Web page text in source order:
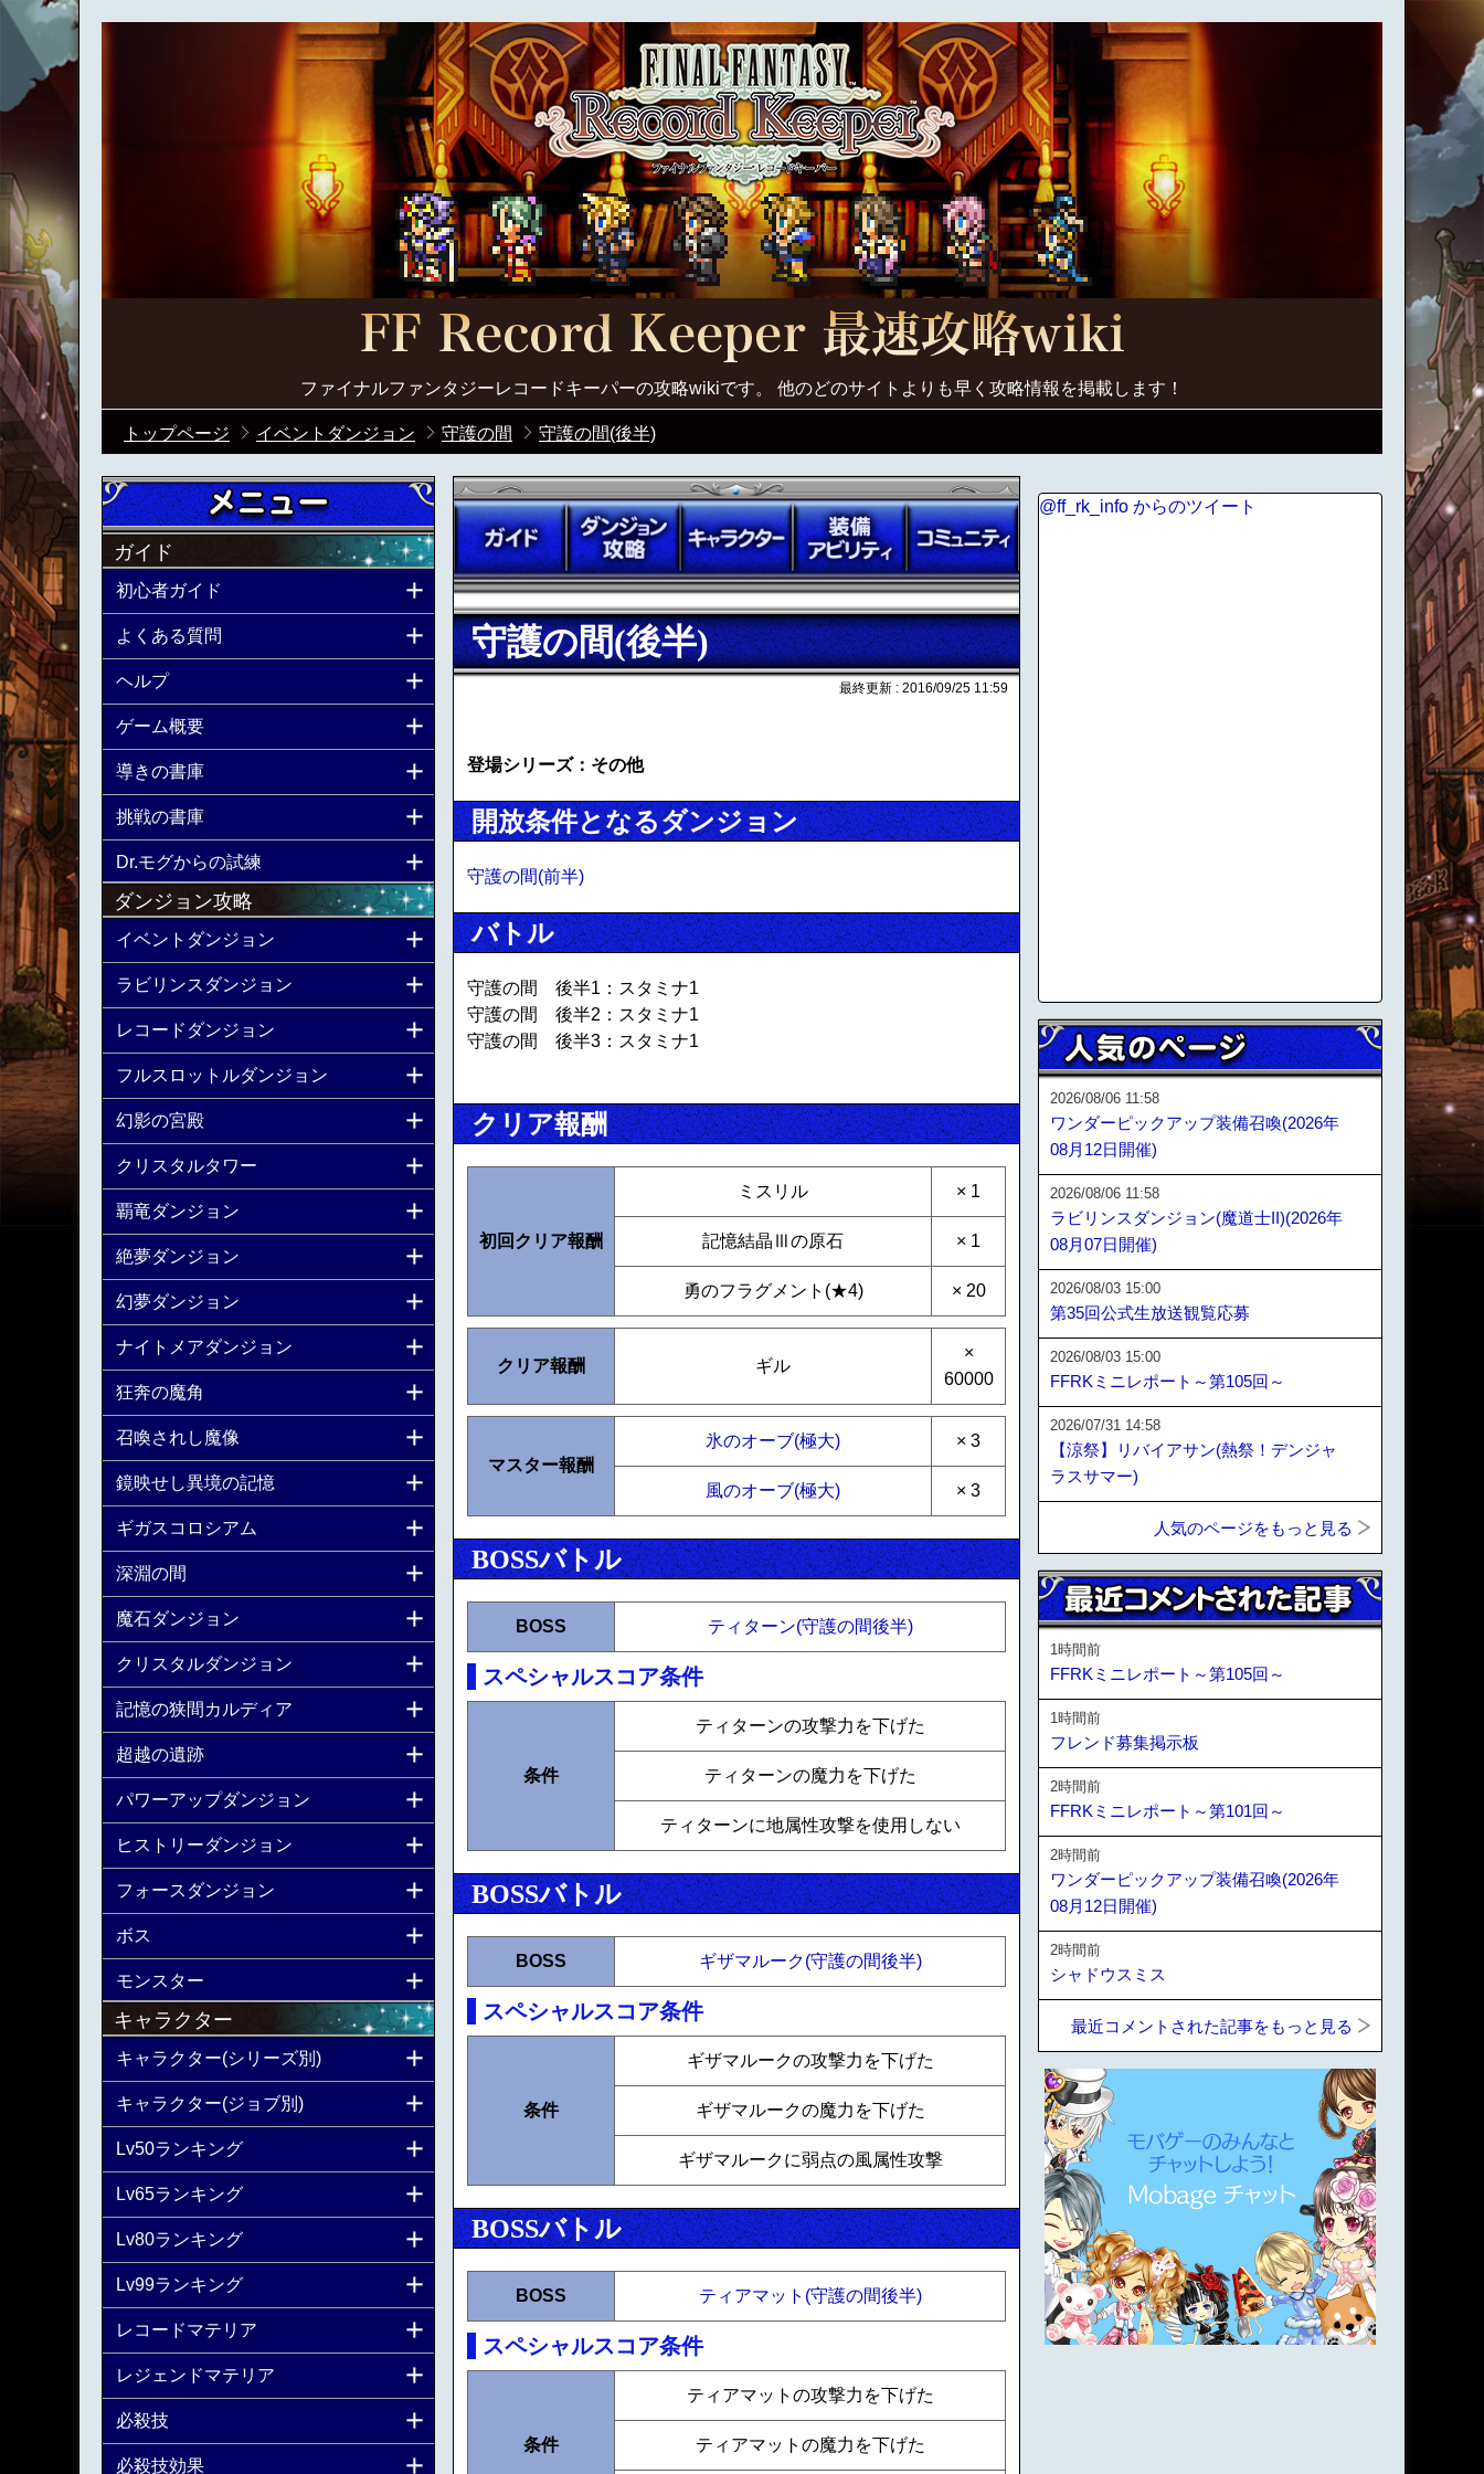
ファイナルファンタジーレコードキーパーの攻略wikiです。 他のどのサイトよりも早く攻略情報を掲載します！
トップページ イベントダンジョン 守護の間 守護の間(後半)
守護の間(後半)
最終更新 : 2016/09/25 11:59
登場シリーズ：その他
開放条件となるダンジョン
守護の間(前半)
バトル
守護の間 後半1：スタミナ1
守護の間 後半2：スタミナ1
守護の間 後半3：スタミナ1
クリア報酬
初回クリア報酬
ミスリル × 1
記憶結晶Ⅲの原石 × 1
勇のフラグメント(★4) × 20
クリア報酬 ギル
×
60000
マスター報酬
氷のオーブ(極大) × 3
風のオーブ(極大) × 3
BOSSバトル
BOSS ティターン(守護の間後半)
スペシャルスコア条件
条件
ティターンの攻撃力を下げた
ティターンの魔力を下げた
ティターンに地属性攻撃を使用しない
BOSSバトル
BOSS ギザマルーク(守護の間後半)
スペシャルスコア条件
条件
ギザマルークの攻撃力を下げた
ギザマルークの魔力を下げた
ギザマルークに弱点の風属性攻撃
BOSSバトル
BOSS ティアマット(守護の間後半)
スペシャルスコア条件
条件
ティアマットの攻撃力を下げた
ティアマットの魔力を下げた
ガイド
初心者ガイド
よくある質問
ヘルプ
ゲーム概要
導きの書庫
挑戦の書庫
Dr.モグからの試練
ダンジョン攻略
イベントダンジョン
ラビリンスダンジョン
レコードダンジョン
フルスロットルダンジョン
幻影の宮殿
クリスタルタワー
覇竜ダンジョン
絶夢ダンジョン
幻夢ダンジョン
ナイトメアダンジョン
狂奔の魔角
召喚されし魔像
鏡映せし異境の記憶
ギガスコロシアム
深淵の間
魔石ダンジョン
クリスタルダンジョン
記憶の狭間カルディア
超越の遺跡
パワーアップダンジョン
ヒストリーダンジョン
フォースダンジョン
ボス
モンスター
キャラクター
キャラクター(シリーズ別)
キャラクター(ジョブ別)
Lv50ランキング
Lv65ランキング
Lv80ランキング
Lv99ランキング
レコードマテリア
レジェンドマテリア
必殺技
必殺技効果
@ff_rk_info からのツイート
2026/08/06 11:58
ワンダーピックアップ装備召喚(2026年
08月12日開催)
2026/08/06 11:58
ラビリンスダンジョン(魔道士II)(2026年
08月07日開催)
2026/08/03 15:00
第35回公式生放送観覧応募
2026/08/03 15:00
FFRKミニレポート～第105回～
2026/07/31 14:58
【涼祭】リバイアサン(熱祭！デンジャ
ラスサマー)
人気のページをもっと見る
1時間前
FFRKミニレポート～第105回～
1時間前
フレンド募集掲示板
2時間前
FFRKミニレポート～第101回～
2時間前
ワンダーピックアップ装備召喚(2026年
08月12日開催)
2時間前
シャドウスミス
最近コメントされた記事をもっと見る